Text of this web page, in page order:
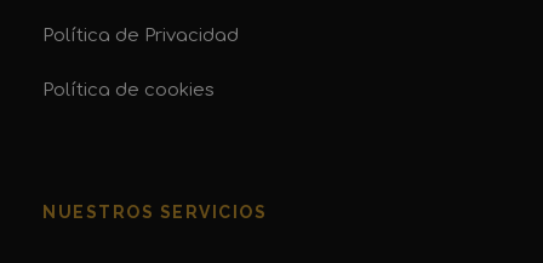
Política de Privacidad
Política de cookies
NUESTROS SERVICIOS